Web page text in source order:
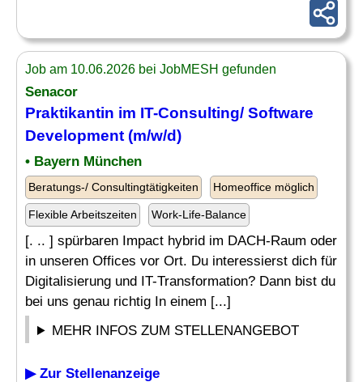
Job am 10.06.2026 bei JobMESH gefunden
Senacor
Praktikantin im IT-Consulting/ Software
Development (m/w/d)
• Bayern München
Beratungs-/ Consultingtätigkeiten Homeoffice möglich
Flexible Arbeitszeiten Work-Life-Balance
[. .. ] spürbaren Impact hybrid im DACH-Raum oder
in unseren Offices vor Ort. Du interessierst dich für
Digitalisierung und IT-Transformation? Dann bist du
bei uns genau richtig In einem [...]
MEHR INFOS ZUM STELLENANGEBOT
▶ Zur Stellenanzeige